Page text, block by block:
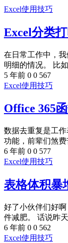
Excel使用技巧
Excel分类
在日常工作中，
明细的情况。 比
5 年前 0 0 567
Excel使用技巧
Office 365
数据去重复是工
功能，前辈们煞
6 年前 0 0 577
Excel使用技巧
表格体积暴
好了小伙伴们好
件减肥。 话说昨
6 年前 0 0 562
Excel使用技巧